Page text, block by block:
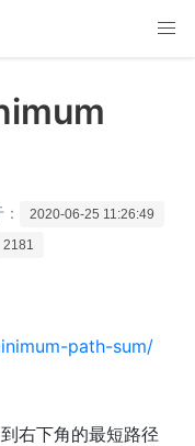
2020-06-25 11:26:49
2181
path-sum/
右下角的最短路径